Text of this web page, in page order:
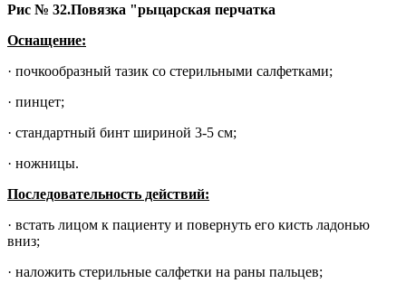
Рис № 32.Повязка "рыцарская перчатка
Оснащение:
· почкообразный тазик со стерильными салфетками;
· пинцет;
· стандартный бинт шириной 3-5 см;
· ножницы.
Последовательность действий:
· встать лицом к пациенту и повернуть его кисть ладонью
вниз;
· наложить стерильные салфетки на раны пальцев;